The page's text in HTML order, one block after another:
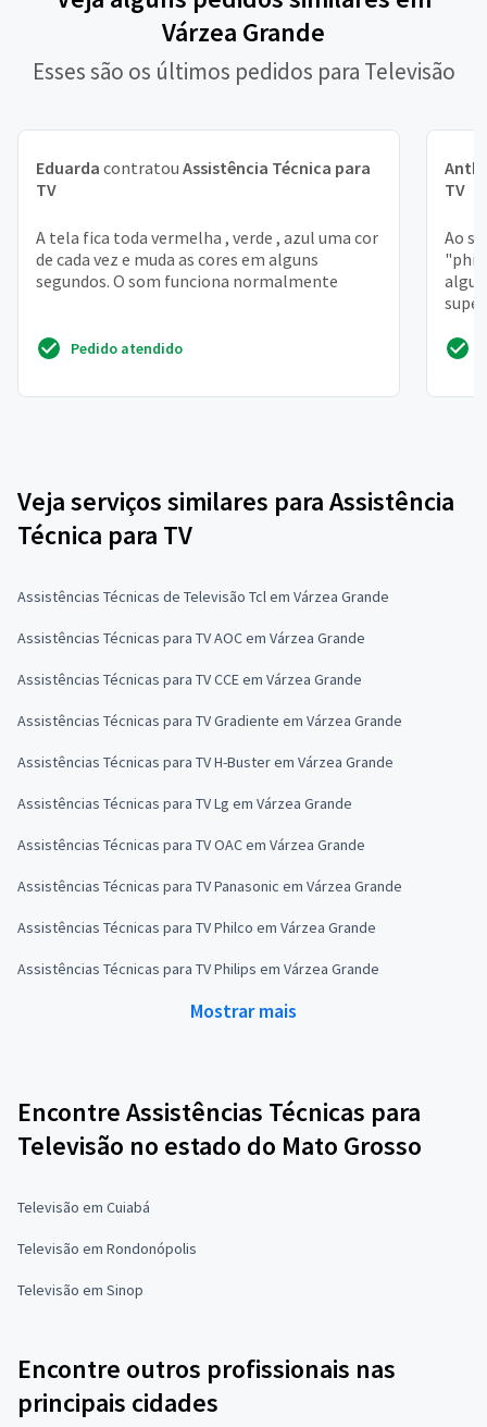
Várzea Grande
Esses são os últimos pedidos para Televisão
Eduarda contratou Assistência Técnica para
TV
A tela fica toda vermelha , verde , azul uma cor
de cada vez e muda as cores em alguns
segundos. O som funciona normalmente
Pedido atendido
TV
Ao
Veja serviços similares para Assistência
Técnica para TV
Assistências Técnicas de Televisão Tcl em Várzea Grande
Assistências Técnicas para TV AOC em Várzea Grande
Assistências Técnicas para TV CCE em Várzea Grande
Assistências Técnicas para TV Gradiente em Várzea Grande
Assistências Técnicas para TV H-Buster em Várzea Grande
Assistências Técnicas para TV Lg em Várzea Grande
Assistências Técnicas para TV OAC em Várzea Grande
Assistências Técnicas para TV Panasonic em Várzea Grande
Assistências Técnicas para TV Philco em Várzea Grande
Assistências Técnicas para TV Philips em Várzea Grande
Mostrar mais
Encontre Assistências Técnicas para
Televisão no estado do Mato Grosso
Televisão em Cuiabá
Televisão em Rondonópolis
Televisão em Sinop
Encontre outros profissionais nas
principais cidades